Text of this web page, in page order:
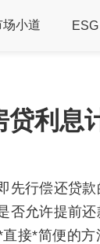
场小道 ESG
贷利息
先行偿还贷
否允许提前
接*简便的